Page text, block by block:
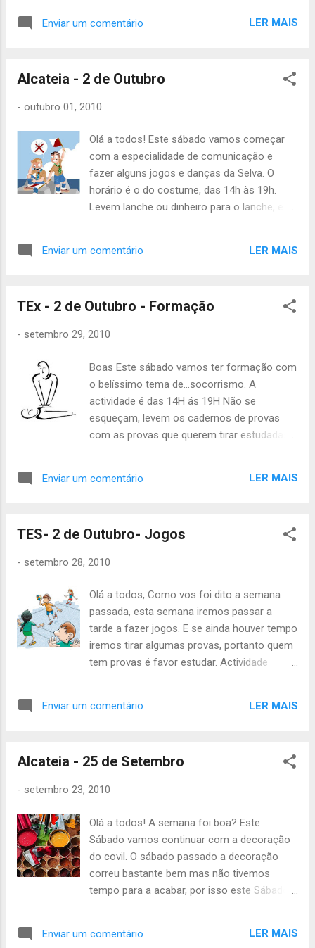
dinheiro. Até sábado, Carmen Cabral
Enviar um comentário LER MAIS
Alcateia - 2 de Outubro
- outubro 01, 2010
Olá a todos! Este sábado vamos começar
com a especialidade de comunicação e
fazer alguns jogos e danças da Selva. O
horário é o do costume, das 14h às 19h.
Levem lanche ou dinheiro para o lanche, e
oportunidade de tirar a especialidade! Até
Enviar um comentário LER MAIS
TEx - 2 de Outubro - Formação
- setembro 29, 2010
Boas Este sábado vamos ter formação com
o belíssimo tema de...socorrismo. A
actividade é das 14H ás 19H Não se
esqueçam, levem os cadernos de provas
com as provas que querem tirar estudadas.
Enviar um comentário LER MAIS
TES- 2 de Outubro- Jogos
- setembro 28, 2010
Olá a todos, Como vos foi dito a semana
passada, esta semana iremos passar a
tarde a fazer jogos. E se ainda houver tempo
iremos tirar algumas provas, portanto quem
tem provas é favor estudar. Actividade
14h e termina às 19h.Tragam lanche pois
Enviar um comentário LER MAIS
Alcateia - 25 de Setembro
- setembro 23, 2010
Olá a todos! A semana foi boa? Este
Sábado vamos continuar com a decoração
do covil. O sábado passado a decoração
correu bastante bem mas não tivemos
tempo para a acabar, por isso este Sábado
no grupo. Não se esqueçam que vai haver
Enviar um comentário LER MAIS